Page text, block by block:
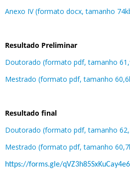
Anexo IV (formato docx, tamanho
Resultado Preliminar
Doutorado (formato pdf, tamanho
Mestrado (formato pdf, tamanho
Resultado final
Doutorado (formato pdf, tamanho
Mestrado (formato pdf, tamanho
https://forms.gle/qVZ3h85SxKuCay4e6